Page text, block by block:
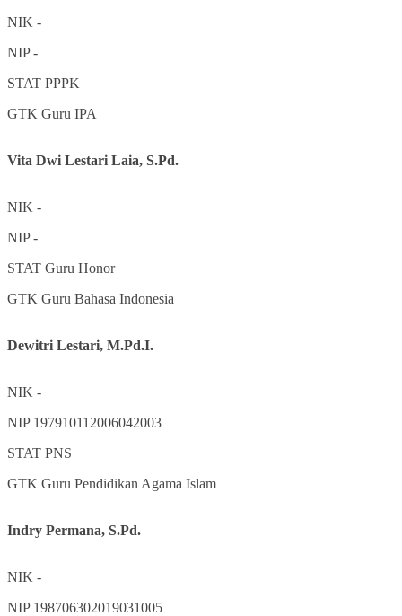
NIK -
NIP-
STAT PPPK
GTK Guru IPA
Vita Dwi Lestari Laia, S.Pd.
NIK -
NIP-
STAT Guru Honor
GTK Guru Bahasa Indonesia
Dewitri Lestari, M.Pd.I.
NIK -
NIP 197910112006042003
STAT PNS
GTK Guru Pendidikan Agama Islam
Indry Permana, S.Pd.
NIK -
NIP 198706302019031005